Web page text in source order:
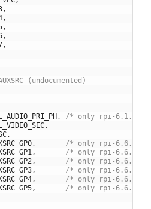
,
,
,
,
,
(undocumented)
,
/* only rpi-6.1.y */
,
,
,
/* only rpi-6.6.y */
,
/* only rpi-6.6.y */
,
/* only rpi-6.6.y */
,
/* only rpi-6.6.y */
,
/* only rpi-6.6.y */
,
/* only rpi-6.6.y */